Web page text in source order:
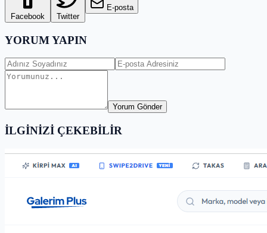
Facebook Twitter
E-posta
YORUM YAPIN
Yorum Gönder
İLGİNİZİ ÇEKEBİLİR